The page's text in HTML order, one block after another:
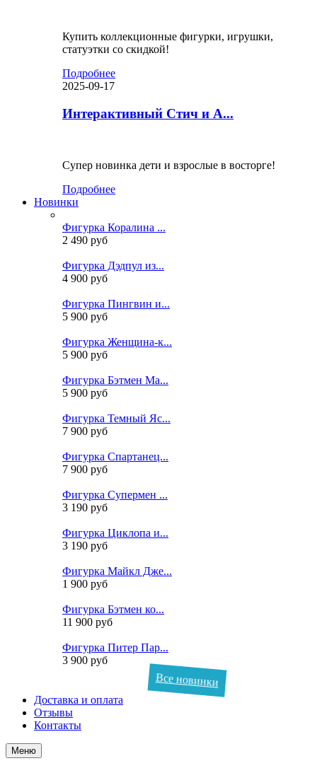
Купить коллекционные фигурки, игрушки,
статуэтки со скидкой!
Подробнее
2025-09-17
Интерактивный Стич и А...
Супер новинка дети и взрослые в восторге!
Подробнее
Новинки
Фигурка Коралина ...
2 490 руб
Фигурка Дэдпул из...
4 900 руб
Фигурка Пингвин и...
5 900 руб
Фигурка Женщина-к...
5 900 руб
Фигурка Бэтмен Ма...
5 900 руб
Фигурка Темный Яс...
7 900 руб
Фигурка Спартанец...
7 900 руб
Фигурка Супермен ...
3 190 руб
Фигурка Циклопа и...
3 190 руб
Фигурка Майкл Дже...
1 900 руб
Фигурка Бэтмен ко...
11 900 руб
Фигурка Питер Пар...
3 900 руб
Все новинки
Доставка и оплата
Отзывы
Контакты
Меню